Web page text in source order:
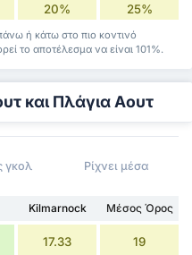
20% 25%
ή κάτω στο πιο κοντινό
το αποτέλεσμα να είναι 101%.
και Πλάγια Αουτ
γκολ Ρίχνει μέσα
Kilmarnock
Μέσος Όρος
17.33 19